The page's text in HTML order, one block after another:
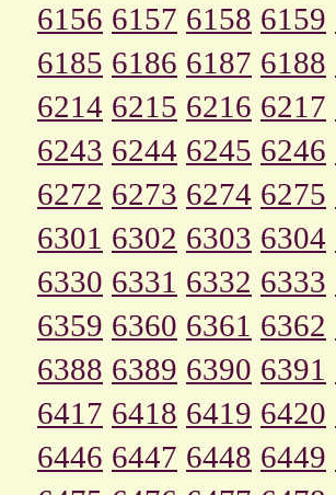
6156 6157 6158 6159
6185 6186 6187 6188
6214 6215 6216 6217
6243 6244 6245 6246
6272 6273 6274 6275
6301 6302 6303 6304
6330 6331 6332 6333
6359 6360 6361 6362
6388 6389 6390 6391
6417 6418 6419 6420
6446 6447 6448 6449